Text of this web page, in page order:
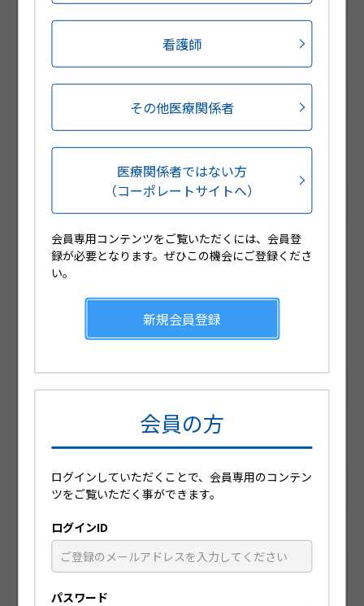
調剤包装GS1コード
(01)04987188243015
(01)14987188455002
薬価基準収載コード
（厚生労働省コード）
2482800S1026
YJコード （個別コード）
2482800S1026
レセプト電算コード
（医薬品マスターコード）
620008569
HP3220T
看護師
その他医療関係者
医療関係者ではない方
（コーポレートサイトへ）
会員専用コンテンツをご覧いただくには、会員登
録が必要となります。ぜひこの機会にご登録くださ
い。
新規会員登録
会員の方
ログインしていただくことで、会員専用のコンテン
ツをご覧いただく事ができます。
ログインID
パスワード